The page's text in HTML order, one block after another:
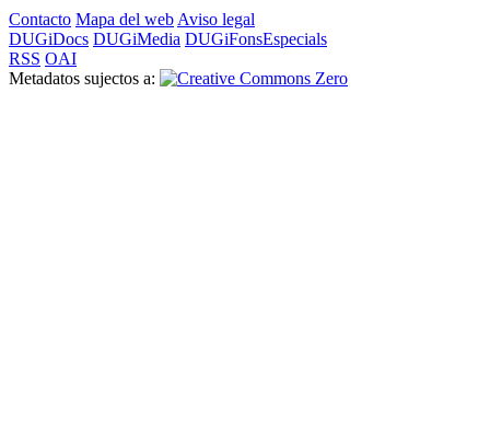
Contacto Mapa del web Aviso legal
DUGiDocs DUGiMedia DUGiFonsEspecials
RSS OAI
Metadatos sujectos a: